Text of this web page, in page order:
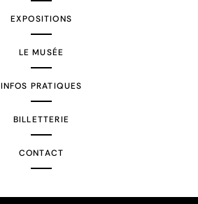
EXPOSITIONS
LE MUSÉE
INFOS PRATIQUES
BILLETTERIE
CONTACT